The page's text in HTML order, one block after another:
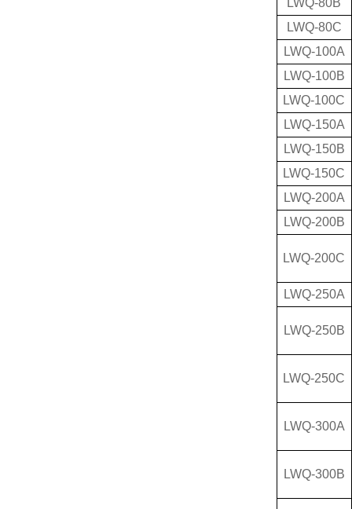
LWQ-80C
LWQ-100A
LWQ-100B
LWQ-100C
LWQ-150A
LWQ-150B
LWQ-150C
LWQ-200A
LWQ-200B
LWQ-200C
LWQ-250A
LWQ-250B
LWQ-250C
LWQ-300A
LWQ-300B